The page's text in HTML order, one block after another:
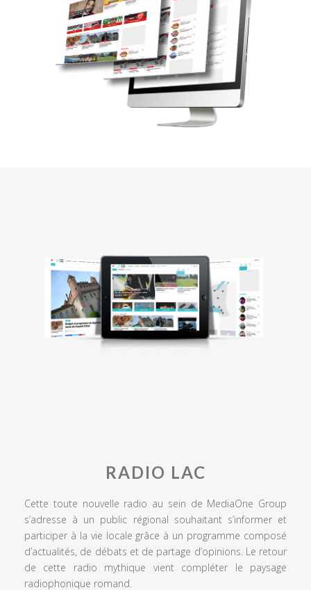
RADIO LAC
Cette toute nouvelle radio au sein de MediaOne Group
s’adresse à un public régional souhaitant s’informer et
participer à la vie locale grâce à un programme composé
d’actualités, de débats et de partage d’opinions. Le retour
de cette radio mythique vient compléter le paysage
radiophonique romand.